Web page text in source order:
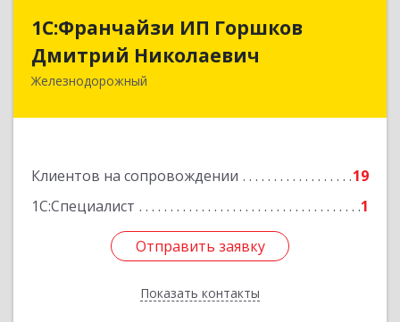
1С:Франчайзи ИП Горшков
Дмитрий Николаевич
Железнодорожный
Клиентов на сопровождении
19
1С:Специалист
1
Отправить заявку
Показать контакты
1С:Франчайзи ИП Горшков
Дмитрий Николаевич
143980, Московская обл, Железнодорожный г,
Отправить заявку
Назад